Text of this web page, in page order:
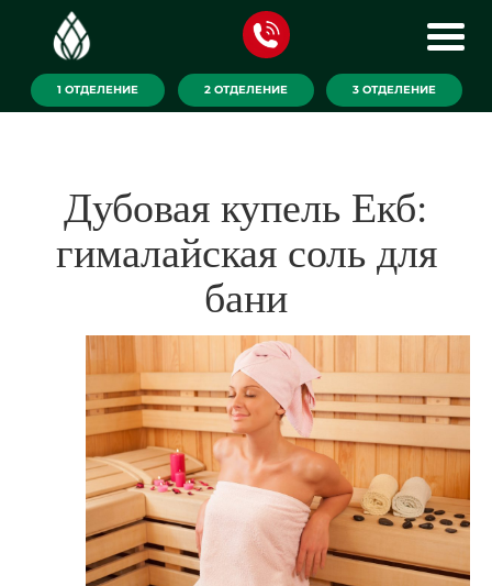
1 ОТДЕЛЕНИЕ 2 ОТДЕЛЕНИЕ 3 ОТДЕЛЕНИЕ
Дубовая купель Екб:
гималайская соль для
бани